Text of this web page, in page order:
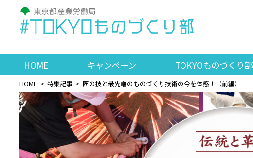
#TOKYOものづくり部
HOME キャンペーン TOKYOものづくり部
HOME 特集記事 匠の技と最先端のものづくり技術の今を体感！（前編）